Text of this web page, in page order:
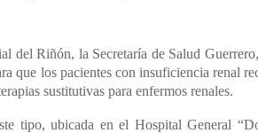
del Riñón, la Secretaría de Salud
que los pacientes con insuficiencia renal
sustitutivas para enfermos renales.
tipo, ubicada en el Hospital General